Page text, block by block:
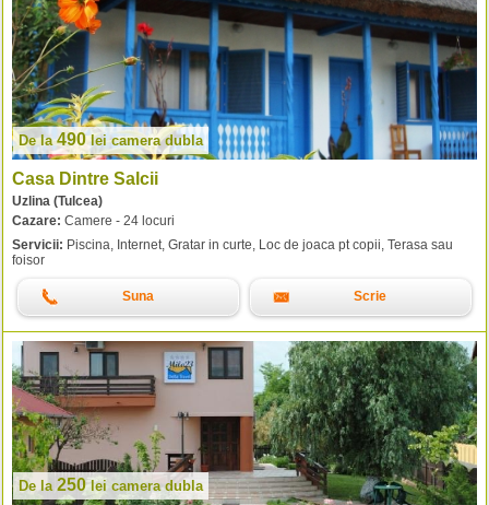
De la490leicamera dubla
Casa Dintre Salcii
Uzlina (Tulcea)
Cazare: Camere - 24 locuri
Servicii: Piscina, Internet, Gratar in curte, Loc de joaca pt copii, Terasa sau
foisor
Suna Scrie
De la 250lei camera dubla